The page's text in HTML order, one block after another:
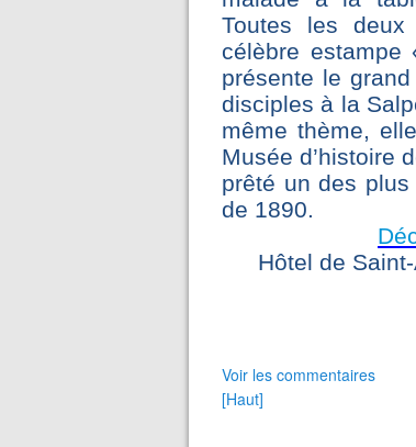
Toutes les
célèbre estampe
présente le
disciples à la
même thème,
Musée d’histoire
prêté un des
de 1890.
Hôtel de
Voir les commentaires
[Haut]